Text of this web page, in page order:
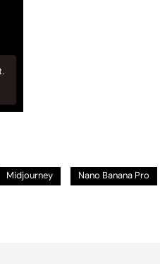
Midjourney Nano Banana Pro